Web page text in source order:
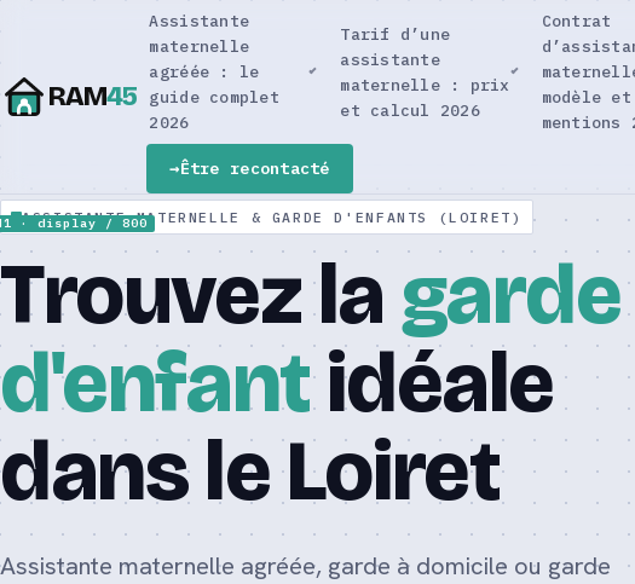
RAM45
Assistante
maternelle
agréée : le
guide complet
2026
Tarif d’une
assistante
maternelle : prix
et calcul 2026
Contrat
modèle et
mentions
Être recontacté
ASSISTANTE MATERNELLE & GARDE D'ENFANTS (LOIRET)
Trouvez la garde
d'enfantidéale
dans le Loiret
Assistante maternelle agréée, garde à domicile ou garde